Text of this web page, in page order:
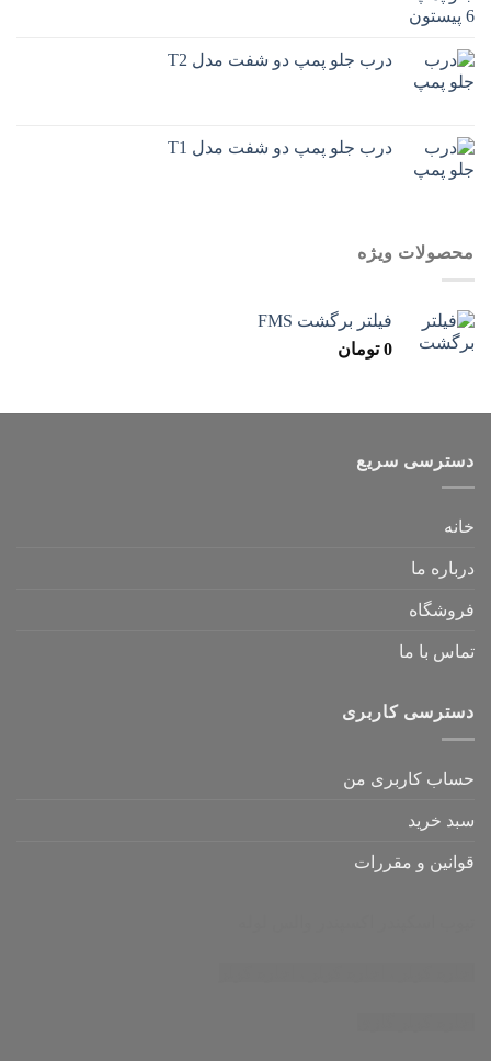
درب جلو پمپ دو شفت مدل T2
درب جلو پمپ دو شفت مدل T1
محصولات ویژه
فیلتر برگشت FMS
0 تومان
دسترسی سریع
خانه
درباره ما
فروشگاه
تماس با ما
دسترسی کاربری
حساب کاربری من
سبد خرید
قوانین و مقررات